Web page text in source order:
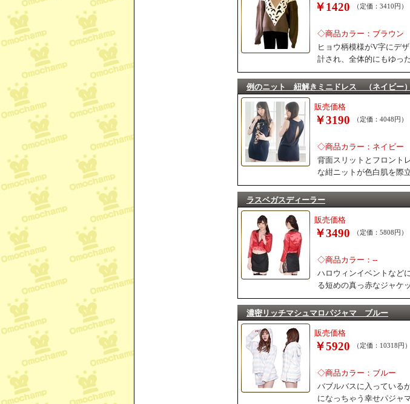
￥1420 （定価：3410円）
◇商品カラー：ブラウン
ヒョウ柄模様がV字にデ
計され、全体的にもゆっ
例のニット 紐解きミニドレス （ネイビー）
販売価格
￥3190 （定価：4048円）
◇商品カラー：ネイビー
背面スリットとフロント
な紺ニットが色白肌を際
ラスベガスディーラー
販売価格
￥3490 （定価：5808円）
◇商品カラー：--
ハロウィンイベントなど
る短めの真っ赤なジャケ
濃密リッチマシュマロパジャマ ブルー
販売価格
￥5920 （定価：10318円）
◇商品カラー：ブルー
バブルバスに入っている
になっちゃう幸せパジャ